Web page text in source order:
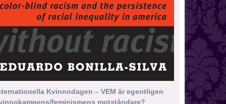
Kvinnodagen – VEM är egentligen
feminismens motståndare?